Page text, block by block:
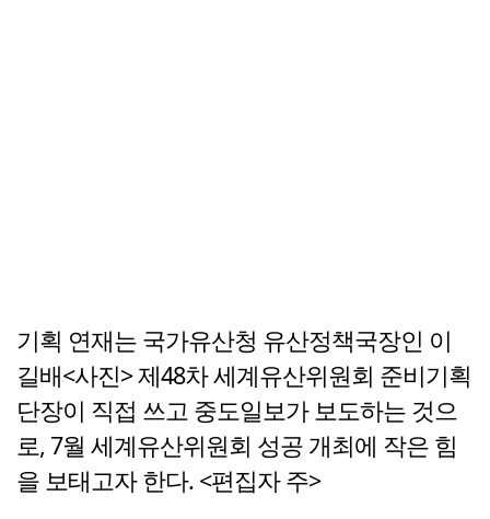
기획 연재는 국가유산청 유산정책국장인 이
길배<사진> 제48차 세계유산위원회 준비기획
단장이 직접 쓰고 중도일보가 보도하는 것으
로, 7월 세계유산위원회 성공 개최에 작은 힘
을 보태고자 한다. <편집자 주>